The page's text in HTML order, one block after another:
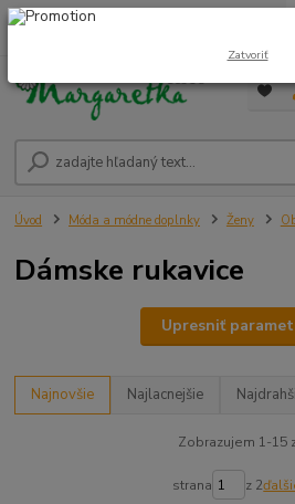
0948 236 042
Úvod Móda a módne doplnky Ženy
Dámske rukavice
Upresniť
Najnovšie Najlacnejšie
Zobrazujem 1-15
strana z 2
Zatvoriť